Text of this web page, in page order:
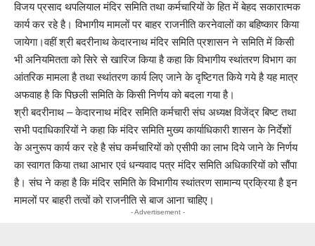
विजय प्रसाद थपलियाल मंदिर समिति तथा कर्मचारियों के हित में बेहद सकारात्मक
कार्य कर रहे है। विभागीय मामलों पर बाहर राजनीति करनेवालों का बहिष्कार किया
जायेगा।वहीं श्री बदरीनाथ केदारनाथ मंदिर समिति प्रशासन ने समिति में किसी
भी अनियमितता को सिरे से खारिज किया है कहा कि विभागीय स्थांतरण विभाग का
आंतरिक मामला है तथा स्थांतरण कार्य लिए जाने के दृष्टिगत किये गये है यह मात्र
अफवाह है कि पिछली समिति के किसी निर्णय को बदला गया है।
श्री बदरीनाथ – केदारनाथ मंदिर समिति कर्मचारी संघ अध्यक्ष विजेंद्र बिष्ट तथा
सभी पदाधिकारियों ने कहा कि मंदिर समिति मुख्य कार्याधिकारी शासन के निर्देशों
के अनुरूप कार्य कर रहे है संघ कर्मचारियों को एसीपी का लाभ दिये जाने के निर्णय
का स्वागत किया तथा आभार एवं धन्यवाद पत्र मंदिर समिति अधिकारियों को सौंपा
है। संघ ने कहा है कि मंदिर समिति के विभागीय स्थांतरण सामान्य प्रक्रिया है इन
मामलों पर बाहरी तत्वों को राजनीति से बाज आना चाहिए।
- Advertisement -